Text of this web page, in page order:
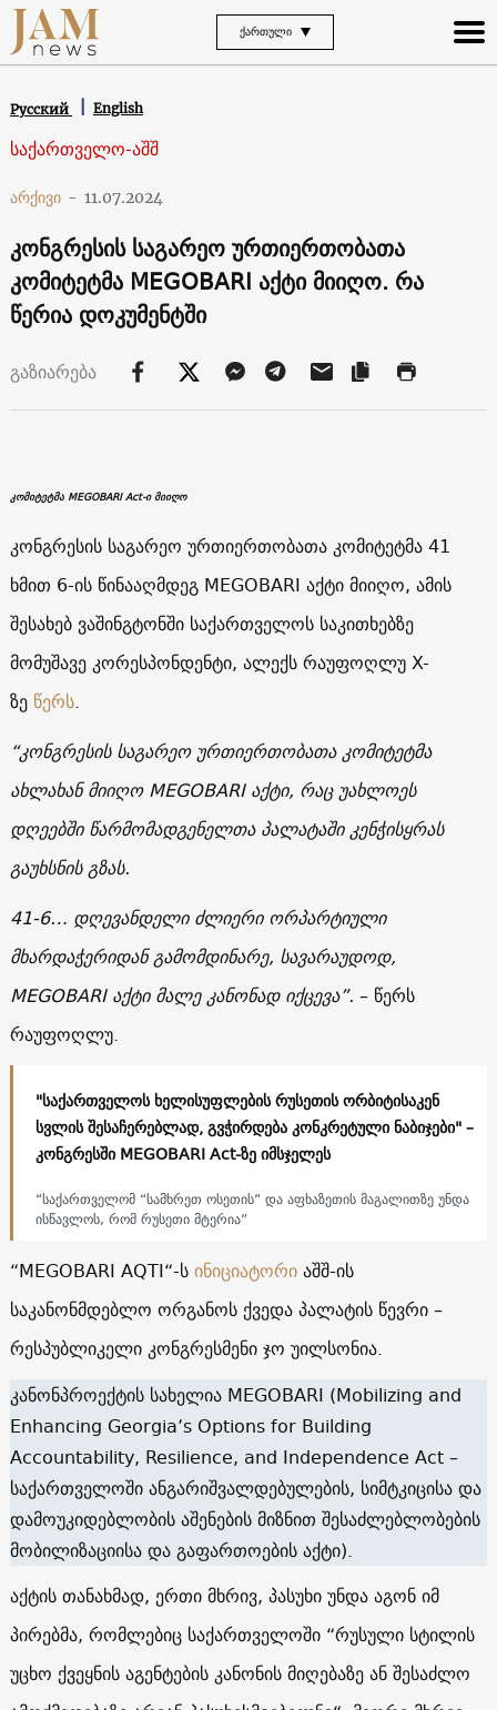
ᲥᲐᲠᲗᲣᲚᲘ
Русский English
საქართველო-აშშ
არქივი - 11.07.2024
კონგრესის საგარეო ურთიერთობათა
კომიტეტმა MEGOBARI აქტი მიიღო. რა
წერია დოკუმენტში
გაზიარება
კომიტეტმა MEGOBARI Act-ი მიიღო
კონგრესის საგარეო ურთიერთობათა კომიტეტმა 41
ხმით 6-ის წინააღმდეგ MEGOBARI აქტი მიიღო, ამის
შესახებ ვაშინგტონში საქართველოს საკითხებზე
მომუშავე კორესპონდენტი, ალექს რაუფოღლუ X-
ზე წერს.
“კონგრესის საგარეო ურთიერთობათა კომიტეტმა
ახლახან მიიღო MEGOBARI აქტი, რაც უახლოეს
დღეებში წარმომადგენელთა პალატაში კენჭისყრას
გაუხსნის გზას.
41-6… დღევანდელი ძლიერი ორპარტიული
მხარდაჭერიდან გამომდინარე, სავარაუდოდ,
MEGOBARI აქტი მალე კანონად იქცევა”. – წერს
რაუფოღლუ.
"საქართველოს ხელისუფლების რუსეთის ორბიტისაკენ
სვლის შესაჩერებლად, გვჭირდება კონკრეტული ნაბიჯები" –
კონგრესში MEGOBARI Act-ზე იმსჯელეს
“საქართველომ “სამხრეთ ოსეთის” და აფხაზეთის მაგალითზე უნდა
ისწავლოს, რომ რუსეთი მტერია”
“MEGOBARI AQTI“-სინიციატორიაშშ-ის
საკანონმდებლო ორგანოს ქვედა პალატის წევრი –
რესპუბლიკელი კონგრესმენი ჯო უილსონია.
კანონპროექტის სახელია MEGOBARI (Mobilizing and
Enhancing Georgia’s Options for Building
Accountability, Resilience, and Independence Act –
საქართველოში ანგარიშვალდებულების, სიმტკიცისა და
დამოუკიდებლობის აშენების მიზნით შესაძლებლობების
მობილიზაციისა და გაფართოების აქტი).
აქტის თანახმად, ერთი მხრივ, პასუხი უნდა აგონ იმ
პირებმა, რომლებიც საქართველოში “რუსული სტილის
უცხო ქვეყნის აგენტების კანონის მიღებაზე ან შესაძლო